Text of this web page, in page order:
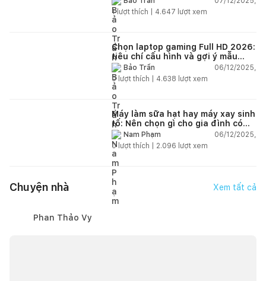
1lượt thích | 4.647 lượt xem
Chọn laptop gaming Full HD 2026:
tiêu chí cấu hình và gợi ý mẫu
đáng mua
Bảo Trần
06/12/2025,
0lượt thích | 4.638 lượt xem
Máy làm sữa hạt hay máy xay sinh
tố: Nên chọn gì cho gia đình có
trẻ nhỏ (2–4 người)?
Nam Phạm
06/12/2025,
0lượt thích | 2.096 lượt xem
Chuyện nhà Xem tất cả
Phan Thảo Vy